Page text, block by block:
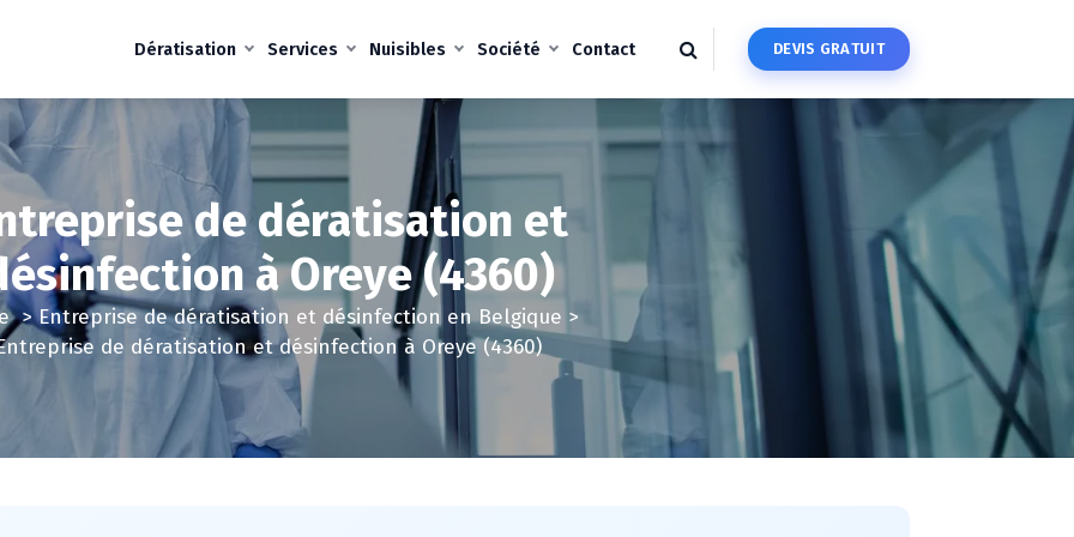
Dératisation Services Nuisibles Société Contact DEVIS GRATUIT
de dératisation et
à Oreye (4360)
>Entreprise de dératisation et désinfection en Belgique >
de dératisation et désinfection à Oreye (4360)